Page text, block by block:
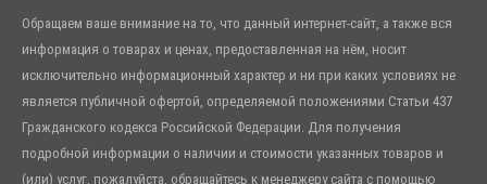
Обращаем ваше внимание на то, что данный интернет-сайт, а также вся
информация о товарах и ценах, предоставленная на нём, носит
исключительно информационный характер и ни при каких условиях не
является публичной офертой, определяемой положениями Статьи 437
Гражданского кодекса Российской Федерации. Для получения
подробной информации о наличии и стоимости указанных товаров и
(или) услуг, пожалуйста, обращайтесь к менеджеру сайта с помощью